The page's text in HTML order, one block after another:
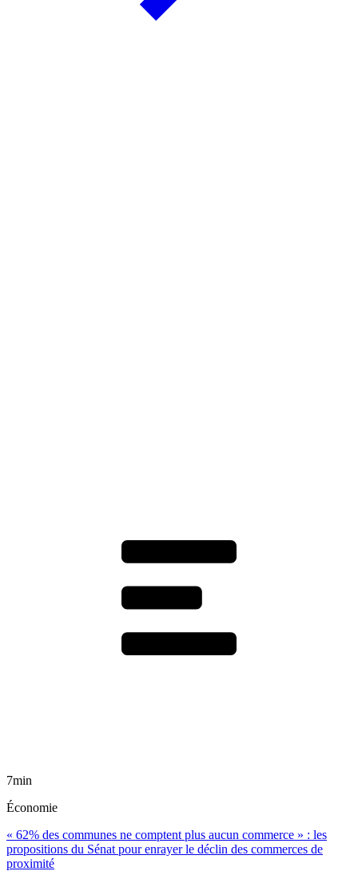
7min
Économie
« 62% des communes ne comptent plus aucun commerce » : les
propositions du Sénat pour enrayer le déclin des commerces de
proximité